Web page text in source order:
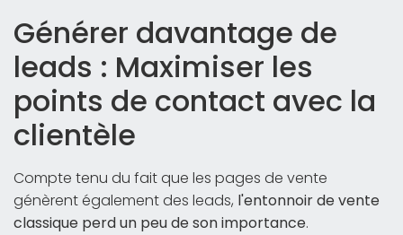
Générer davantage de
leads : Maximiser les
points de contact avec la
clientèle
Compte tenu du fait que les pages de vente
génèrent également des leads, l'entonnoir de vente
classique perd un peu de son importance.